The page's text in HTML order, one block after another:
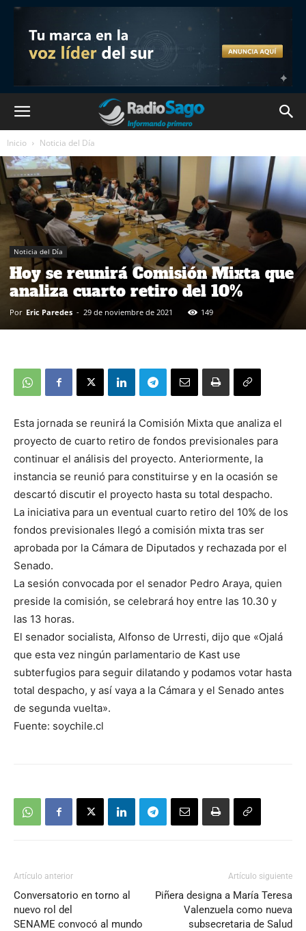
Inicio Noticia del Día
Noticia del Día
Hoy se reunirá Comisión Mixta que
analiza cuarto retiro del 10%
Por Eric Paredes - 29 de noviembre de 2021 149
Esta jornada se reunirá la Comisión Mixta que analiza el
proyecto de cuarto retiro de fondos previsionales para
continuar el análisis del proyecto. Anteriormente, la
instancia se reunió para constituirse y en la ocasión se
descartó discutir el proyecto hasta su total despacho.
La iniciativa para un eventual cuarto retiro del 10% de los
fondos previsionales llegó a comisión mixta tras ser
aprobada por la Cámara de Diputados y rechazada por el
Senado.
La sesión convocada por el senador Pedro Araya, quien
preside la comisión, se celebrará hoy entre las 10.30 y
las 13 horas.
El senador socialista, Alfonso de Urresti, dijo que «Ojalá
que esta vez ningún parlamentario de Kast use
subterfugios para seguir dilatando y podamos votar hasta
total despacho, y así vaya a la Cámara y el Senado antes
de segunda vuelta».
Fuente: soychile.cl
Artículo anterior
Conversatorio en torno al
nuevo rol del
SENAME convocó al mundo
Artículo siguiente
Piñera designa a María Teresa
Valenzuela como nueva
subsecretaria de Salud